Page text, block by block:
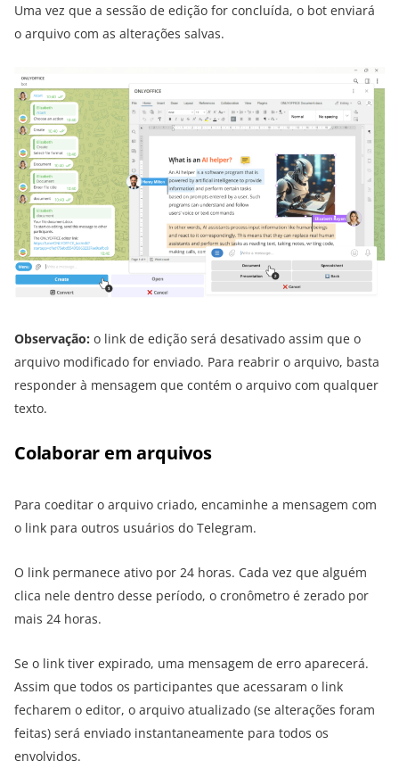
Uma vez que a sessão de edição for concluída, o bot enviará
o arquivo com as alterações salvas.
Observação: o link de edição será desativado assim que o
arquivo modificado for enviado. Para reabrir o arquivo, basta
responder à mensagem que contém o arquivo com qualquer
texto.
Colaborar em arquivos
Para coeditar o arquivo criado, encaminhe a mensagem com
o link para outros usuários do Telegram.
O link permanece ativo por 24 horas. Cada vez que alguém
clica nele dentro desse período, o cronômetro é zerado por
mais 24 horas.
Se o link tiver expirado, uma mensagem de erro aparecerá.
Assim que todos os participantes que acessaram o link
fecharem o editor, o arquivo atualizado (se alterações foram
feitas) será enviado instantaneamente para todos os
envolvidos.